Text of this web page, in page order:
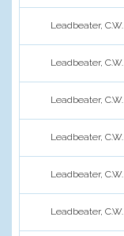
Leadbeater, C.W.
Leadbeater, C.W.
Leadbeater, C.W.
Leadbeater, C.W.
Leadbeater, C.W.
Leadbeater, C.W.